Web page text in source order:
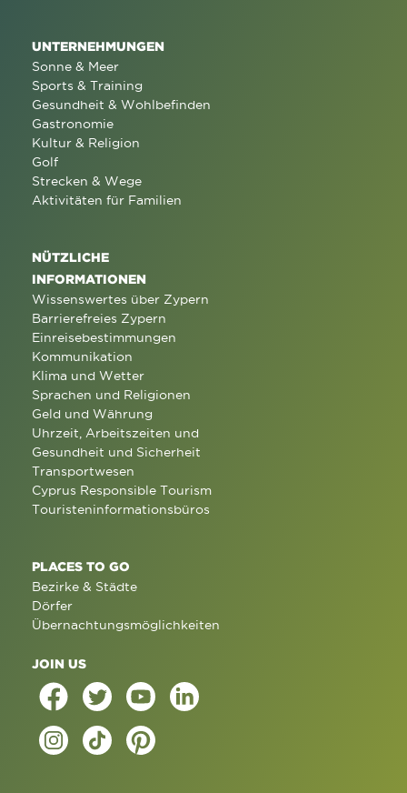
UNTERNEHMUNGEN
Sonne & Meer
Sports & Training
Gesundheit & Wohlbefinden
Gastronomie
Kultur & Religion
Golf
Strecken & Wege
Aktivitäten für Familien
NÜTZLICHE
INFORMATIONEN
Wissenswertes über Zypern
Barrierefreies Zypern
Einreisebestimmungen
Kommunikation
Klima und Wetter
Sprachen und Religionen
Geld und Währung
Uhrzeit, Arbeitszeiten und
Gesundheit und Sicherheit
Transportwesen
Cyprus Responsible Tourism
Touristeninformationsbüros
PLACES TO GO
Bezirke & Städte
Dörfer
Übernachtungsmöglichkeiten
JOIN US